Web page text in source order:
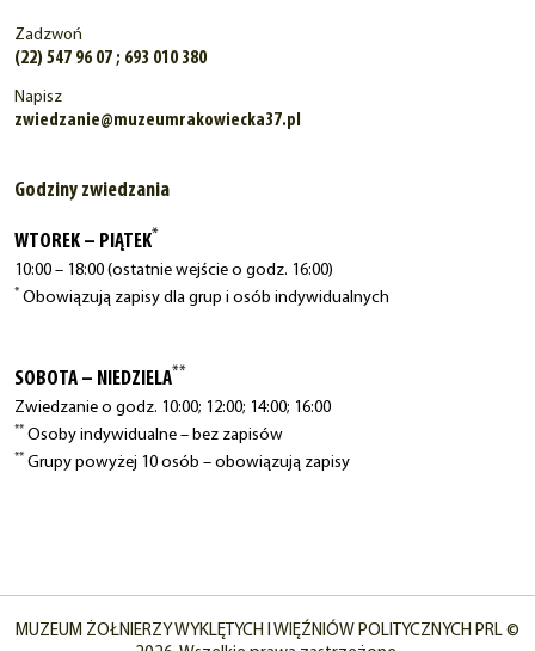
Zadzwoń
(22) 547 96 07 ; 693 010 380
Napisz
zwiedzanie@muzeumrakowiecka37.pl
Godziny zwiedzania
WTOREK – PIĄTEK*
10:00 – 18:00 (ostatnie wejście o godz. 16:00)
* Obowiązują zapisy dla grup i osób indywidualnych
SOBOTA – NIEDZIELA**
Zwiedzanie o godz. 10:00; 12:00; 14:00; 16:00
** Osoby indywidualne – bez zapisów
** Grupy powyżej 10 osób – obowiązują zapisy
MUZEUM ŻOŁNIERZY WYKLĘTYCH I WIĘŹNIÓW POLITYCZNYCH PRL ©